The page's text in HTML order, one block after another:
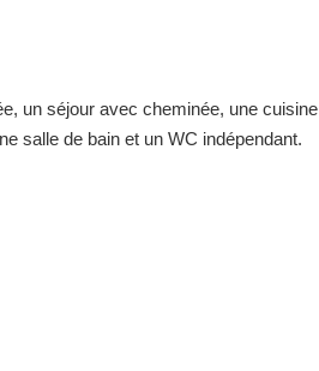
un séjour avec cheminée, une cuisine
salle de bain et un WC indépendant.